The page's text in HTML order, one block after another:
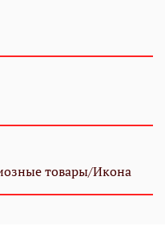
товары/Икона